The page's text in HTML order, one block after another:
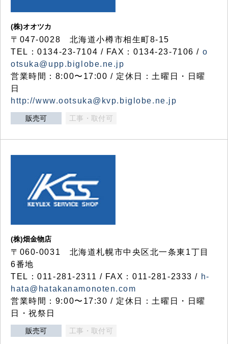
(株)オオツカ
〒047-0028 北海道小樽市相生町8-15
TEL：0134-23-7104 / FAX：0134-23-7106 / o
otsuka@upp.biglobe.ne.jp
営業時間：8:00〜17:00 / 定休日：土曜日・日曜
日
http://www.ootsuka@kvp.biglobe.ne.jp
販売可 工事・取付可
(株)畑金物店
〒060-0031 北海道札幌市中央区北一条東1丁目
6番地
TEL：011-281-2311 / FAX：011-281-2333 / h-
hata@hatakanamonoten.com
営業時間：9:00〜17:30 / 定休日：土曜日・日曜
日・祝祭日
販売可 工事・取付可